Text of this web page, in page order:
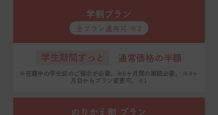
学割プラン
全プラン適用可 ※2
学生期間ずっと 通常価格の半額
※在籍中の学生証のご提示が必要。※6ヶ月間の継続必要。
※4ヶ
月目からプラン変更可。※1
のりかえ割 プラン